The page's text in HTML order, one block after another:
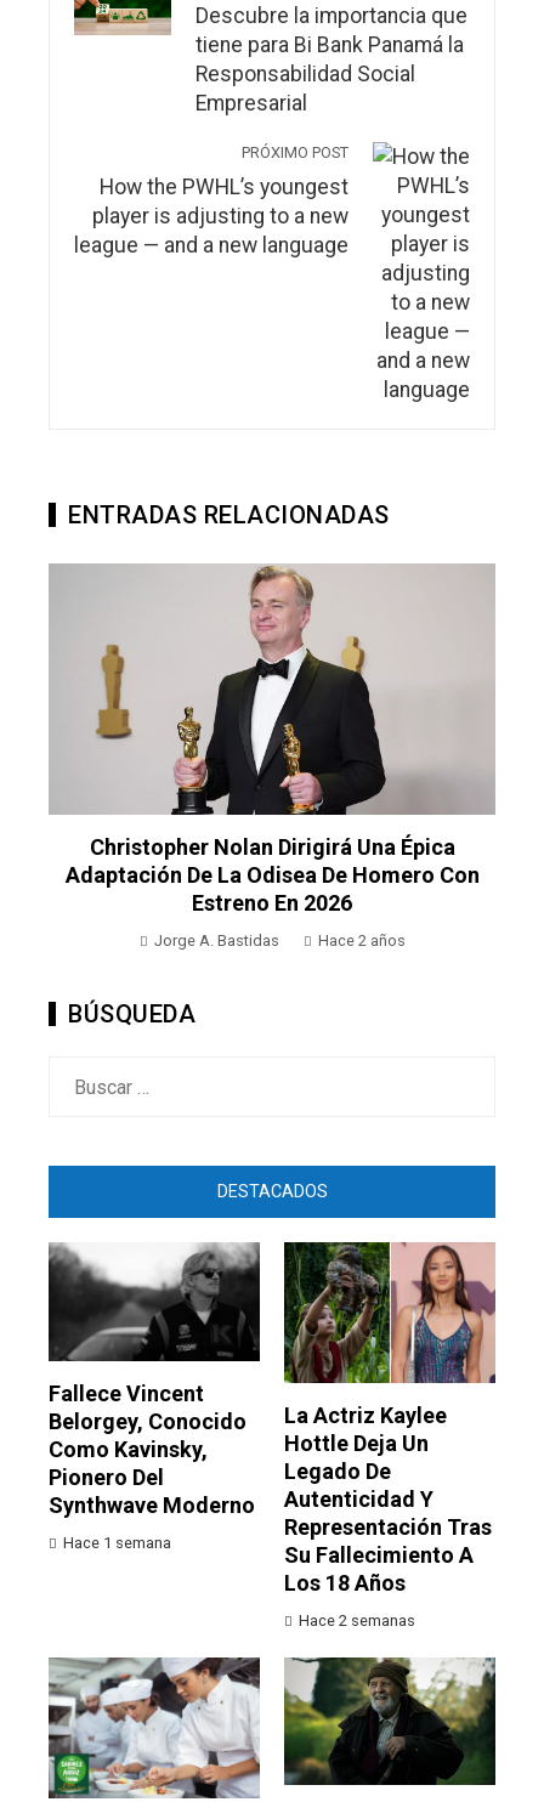
Descubre la importancia que
tiene para Bi Bank Panamá la
Responsabilidad Social
Empresarial
PRÓXIMO POST
How the PWHL’s youngest
player is adjusting to a new
league — and a new language
ENTRADAS RELACIONADAS
Christopher Nolan Dirigirá Una Épica
Adaptación De La Odisea De Homero Con
Estreno En 2026
Jorge A. Bastidas Hace 2 años
BÚSQUEDA
DESTACADOS
Fallece Vincent
Belorgey, Conocido
Como Kavinsky,
Pionero Del
Synthwave Moderno
Hace 1 semana
La Actriz Kaylee
Hottle Deja Un
Legado De
Autenticidad Y
Representación Tras
Su Fallecimiento A
Los 18 Años
Hace 2 semanas